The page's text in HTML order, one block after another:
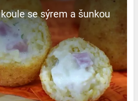
se sýrem a šunkou